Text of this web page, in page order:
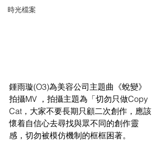
時光檔案
鍾雨璇(O3)為美容公司主題曲《蛻變》
拍攝MV ，拍攝主題為「切勿只做Copy
Cat，大家不要長期只顧二次創作，應該
懷着自信心去尋找與眾不同的創作靈
感，切勿被模仿機制的框框困著。